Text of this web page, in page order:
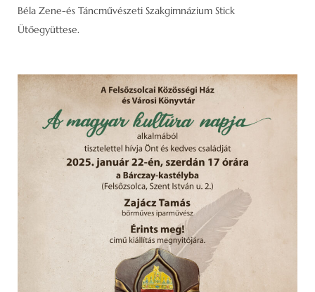
Béla Zene-és Táncművészeti Szakgimnázium Stick
Ütőegyüttese.